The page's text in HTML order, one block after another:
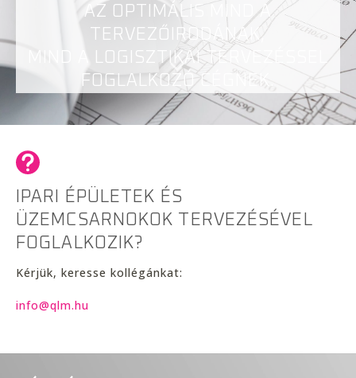
AZ OPTIMÁLIS MIND A
TERVEZŐIRODÁNAK,
MIND A LOGISZTIKAI TERVEZÉSSEL
FOGLALKOZÓ CÉGNEK.
IPARI ÉPÜLETEK ÉS
ÜZEMCSARNOKOK TERVEZÉSÉVEL
FOGLALKOZIK?
Kérjük, keresse kollégánkat:
info@qlm.hu